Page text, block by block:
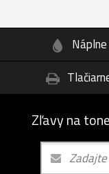
Náplne
Zľavy na